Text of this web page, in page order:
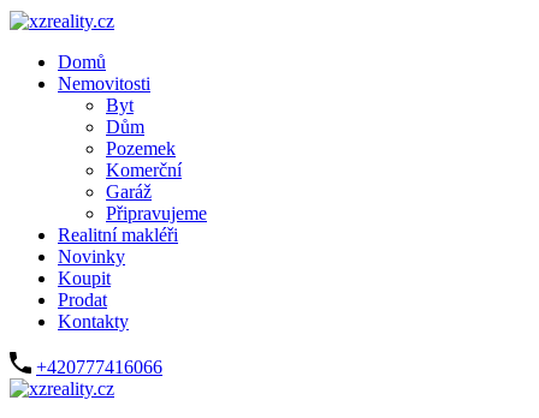
Domů
Nemovitosti
Byt
Dům
Pozemek
Komerční
Garáž
Připravujeme
Realitní makléři
Novinky
Koupit
Prodat
Kontakty
+420777416066